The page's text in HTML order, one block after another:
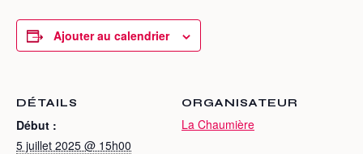
Ajouter au calendrier
DÉTAILS
Début :
5 juillet 2025 @ 15h00
ORGANISATEUR
La Chaumière